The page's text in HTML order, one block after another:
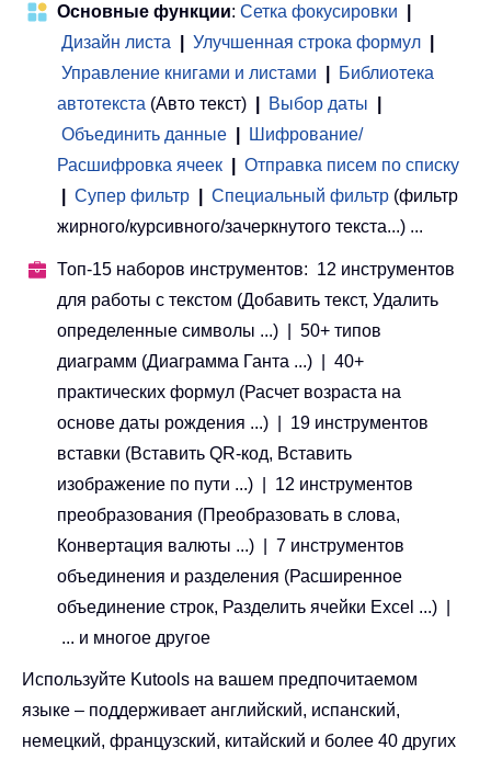
Основные функции: Сетка фокусировки
Дизайн листа
Улучшенная строка формул
Управление книгами и листами
Библиотека
автотекста (Авто текст) Выбор даты
Объединить данные
Шифрование/
Расшифровка ячеек
Отправка писем по списку
Супер фильтр Специальный фильтр (фильтр
жирного/курсивного/зачеркнутого текста...) ...
Топ-15 наборов инструментов: 12 инструментов
для работы с текстом (Добавить текст, Удалить
определенные символы ...) | 50+ типов
диаграмм (Диаграмма Ганта ...) | 40+
практических формул (Расчет возраста на
основе даты рождения ...) | 19 инструментов
вставки (Вставить QR-код, Вставить
изображение по пути ...) | 12 инструментов
преобразования (Преобразовать в слова,
Конвертация валюты ...) | 7 инструментов
объединения и разделения (Расширенное
объединение строк, Разделить ячейки Excel ...) |
... и многое другое
Используйте Kutools на вашем предпочитаемом
языке – поддерживает английский, испанский,
немецкий, французский, китайский и более 40 других